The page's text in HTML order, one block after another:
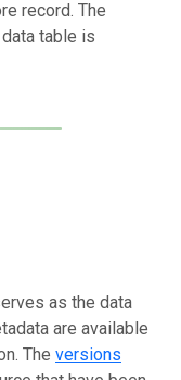
record. The
table is
as the data
are available
The versions